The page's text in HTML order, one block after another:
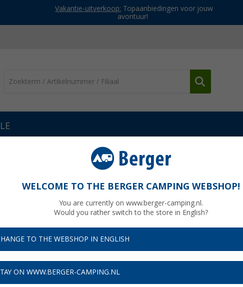
Vakantie-uitverkoop: Topaanbiedingen voor jouw
avontuur!
Andere keukenaccessoires Roestvrijstalen keukenrolhouder van
van Westmark
€
WELCOME TO THE BERGER CAMPING WEBSHOP!
You are currently on www.berger-camping.nl.
Would you rather switch to the store in English?
TO THE WEBSHOP IN ENGLISH
ON WWW.BERGER-CAMPING.NL